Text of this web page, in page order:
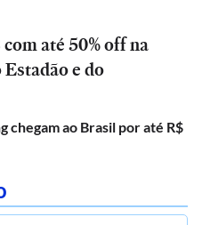
até 50% off na
e do
chegam ao Brasil por até R$